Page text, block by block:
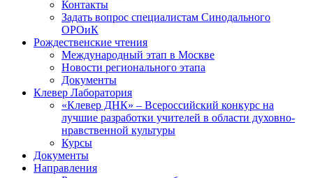
Контакты
Задать вопрос специалистам Синодального
ОРОиК
Рождественские чтения
Международный этап в Москве
Новости регионального этапа
Документы
Клевер Лаборатория
«Клевер ДНК» – Всероссийский конкурс на
лучшие разработки учителей в области духовно-
нравственной культуры
Курсы
Документы
Направления